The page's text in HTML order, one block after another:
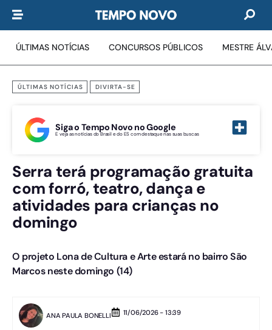
ÚLTIMAS NOTÍCIAS CONCURSOS PÚBLICOS MESTRE
ÚLTIMAS NOTÍCIAS DIVIRTA-SE
Siga o Tempo Novo no Google
E veja as notícias do Brasil e do ES com destaque nas suas buscas
Serra terá programação gratuita
com forró, teatro, dança e
atividades para crianças no
domingo
O projeto Lona de Cultura e Arte estará no bairro São
Marcos neste domingo (14)
ANA PAULA BONELLI 11/06/2026 - 13:39